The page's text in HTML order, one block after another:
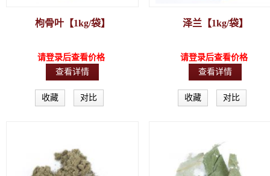
枸骨叶【1kg/袋】
请登录后查看价格
查看详情
收藏 对比
泽兰【1kg/袋】
请登录后查看价格
查看详情
收藏 对比